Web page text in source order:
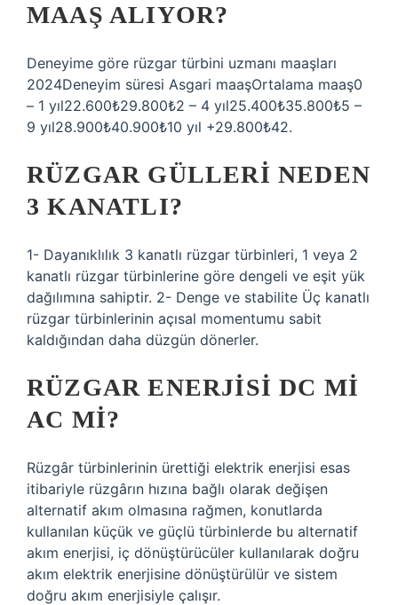
MAAŞ ALIYOR?
Deneyime göre rüzgar türbini uzmanı maaşları
2024Deneyim süresi Asgari maaşOrtalama maaş0
– 1 yıl22.600₺29.800₺2 – 4 yıl25.400₺35.800₺5 –
9 yıl28.900₺40.900₺10 yıl +29.800₺42.
RÜZGAR GÜLLERI NEDEN
3 KANATLI?
1- Dayanıklılık 3 kanatlı rüzgar türbinleri, 1 veya 2
kanatlı rüzgar türbinlerine göre dengeli ve eşit yük
dağılımına sahiptir. 2- Denge ve stabilite Üç kanatlı
rüzgar türbinlerinin açısal momentumu sabit
kaldığından daha düzgün dönerler.
RÜZGAR ENERJISI DC MI
AC MI?
Rüzgâr türbinlerinin ürettiği elektrik enerjisi esas
itibariyle rüzgârın hızına bağlı olarak değişen
alternatif akım olmasına rağmen, konutlarda
kullanılan küçük ve güçlü türbinlerde bu alternatif
akım enerjisi, iç dönüştürücüler kullanılarak doğru
akım elektrik enerjisine dönüştürülür ve sistem
doğru akım enerjisiyle çalışır.